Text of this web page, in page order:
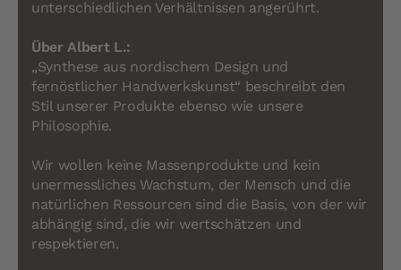
unterschiedlichen Verhältnissen angerührt.
Über Albert L.:
„Synthese aus nordischem Design und
fernöstlicher Handwerkskunst“ beschreibt den
Stil unserer Produkte ebenso wie unsere
Philosophie.
Wir wollen keine Massenprodukte und kein
unermessliches Wachstum, der Mensch und die
natürlichen Ressourcen sind die Basis, von der wir
abhängig sind, die wir wertschätzen und
respektieren.